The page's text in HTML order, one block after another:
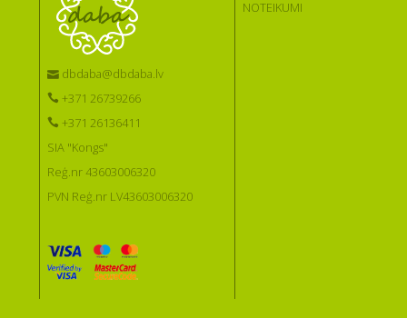
dbdaba@dbdaba.lv
+371 26739266
+371 26136411
SIA "Kongs"
Reģ.nr 43603006320
PVN Reģ.nr LV43603006320
NOTEIKUMI